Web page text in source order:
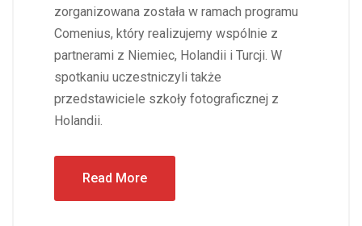
zorganizowana została w ramach programu
Comenius, który realizujemy wspólnie z
partnerami z Niemiec, Holandii i Turcji. W
spotkaniu uczestniczyli także
przedstawiciele szkoły fotograficznej z
Holandii.
Read More